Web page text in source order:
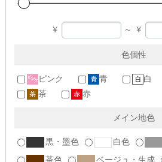
￥ ～ ￥
色個性
ピンク 青 白
茶
赤
メイン地色
黒・墨色 白色
茶色
ベージュ・生成